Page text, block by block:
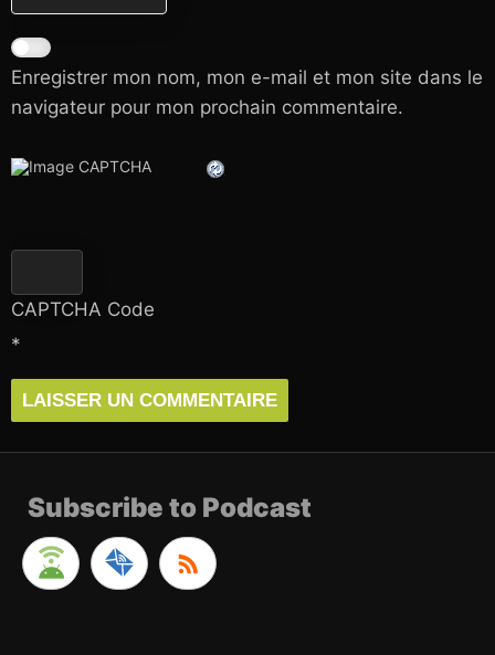
Enregistrer mon nom, mon e-mail et mon site dans le
navigateur pour mon prochain commentaire.
CAPTCHA Code
*
Subscribe to Podcast